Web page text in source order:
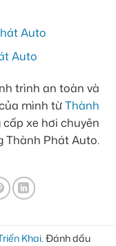
Auto
Auto
trình an toàn và
mình từThành
xe hơi chuyên
Thành Phát Auto.
Khai. Đánh dấu